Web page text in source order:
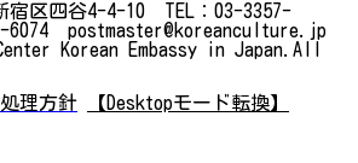
宿区四谷4-4-10 TEL：03-3357-
6074 postmaster@koreanculture.jp
Korean Embassy in Japan.All
理方針
【Desktopモード転換】